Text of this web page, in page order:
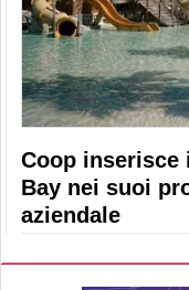
Coop inserisce
Bay nei suoi
aziendale